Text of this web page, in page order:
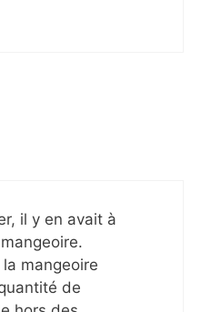
il y en avait à
mangeoire
de